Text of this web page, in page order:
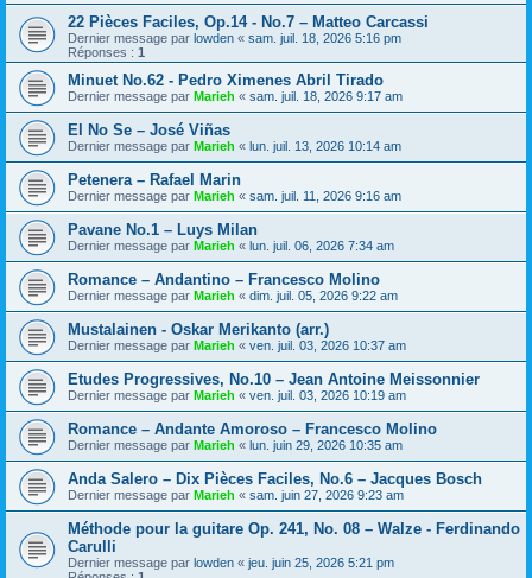
22 Pièces Faciles, Op.14 - No.7 – Matteo Carcassi
Dernier message par lowden « sam. juil. 18, 2026 5:16 pm
Réponses : 1
Minuet No.62 - Pedro Ximenes Abril Tirado
Dernier message par Marieh « sam. juil. 18, 2026 9:17 am
El No Se – José Viñas
Dernier message par Marieh « lun. juil. 13, 2026 10:14 am
Petenera – Rafael Marin
Dernier message par Marieh « sam. juil. 11, 2026 9:16 am
Pavane No.1 – Luys Milan
Dernier message par Marieh « lun. juil. 06, 2026 7:34 am
Romance – Andantino – Francesco Molino
Dernier message par Marieh « dim. juil. 05, 2026 9:22 am
Mustalainen - Oskar Merikanto (arr.)
Dernier message par Marieh « ven. juil. 03, 2026 10:37 am
Etudes Progressives, No.10 – Jean Antoine Meissonnier
Dernier message par Marieh « ven. juil. 03, 2026 10:19 am
Romance – Andante Amoroso – Francesco Molino
Dernier message par Marieh « lun. juin 29, 2026 10:35 am
Anda Salero – Dix Pièces Faciles, No.6 – Jacques Bosch
Dernier message par Marieh « sam. juin 27, 2026 9:23 am
Méthode pour la guitare Op. 241, No. 08 – Walze - Ferdinando
Carulli
Dernier message par lowden « jeu. juin 25, 2026 5:21 pm